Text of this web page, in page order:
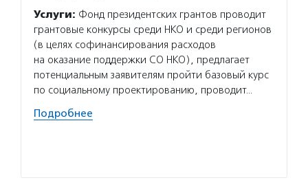
Услуги: Фонд президентских грантов проводит
грантовые конкурсы среди НКО и среди регионов
(в целях софинансирования расходов
на оказание поддержки СО НКО), предлагает
потенциальным заявителям пройти базовый курс
по социальному проектированию, проводит…
Подробнее